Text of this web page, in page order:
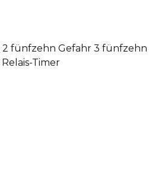
2 fünfzehn Gefahr 3 fünfzehn
Timer